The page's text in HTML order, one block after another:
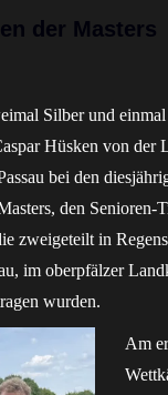
der Masters
Silber und
Hüsken von der
bei den
den Senioren-
zweigeteilt in
im oberpfälzer
wurden.
Am